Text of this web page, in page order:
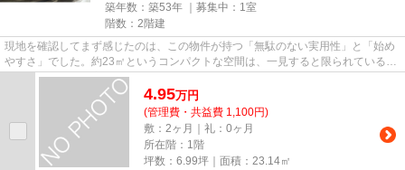
築年数：築53年 ｜募集中： 1室
階数：2階建
現地を確認してまず感じたのは、この物件が持つ「無駄のない実用性」と「始め
やすさ」でした。約23㎡というコンパクトな空間は、一見すると限られているよ
うに見えますが、実際にはカ...
4.95万円
(管理費・共益費 1,100円)
敷：2ヶ月｜礼：0ヶ月
所在階：1階
坪数：6.99坪｜面積：23.14㎡